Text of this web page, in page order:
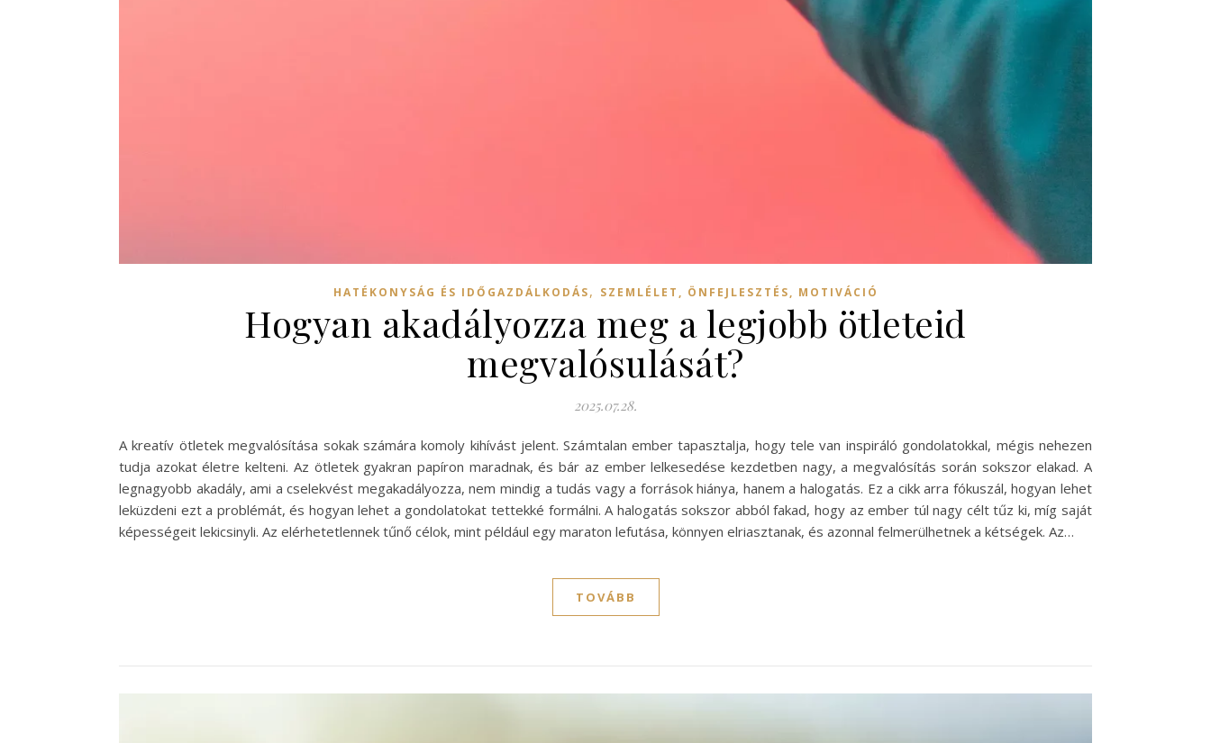
HATÉKONYSÁG ÉS IDŐGAZDÁLKODÁS, SZEMLÉLET, ÖNFEJLESZTÉS, MOTIVÁCIÓ
Hogyan akadályozza meg a legjobb ötleteid
megvalósulását?
2025.07.28.
A kreatív ötletek megvalósítása sokak számára komoly kihívást jelent. Számtalan ember tapasztalja, hogy tele van inspiráló gondolatokkal, mégis nehezen
tudja azokat életre kelteni. Az ötletek gyakran papíron maradnak, és bár az ember lelkesedése kezdetben nagy, a megvalósítás során sokszor elakad. A
legnagyobb akadály, ami a cselekvést megakadályozza, nem mindig a tudás vagy a források hiánya, hanem a halogatás. Ez a cikk arra fókuszál, hogyan lehet
leküzdeni ezt a problémát, és hogyan lehet a gondolatokat tettekké formálni. A halogatás sokszor abból fakad, hogy az ember túl nagy célt tűz ki, míg saját
képességeit lekicsinyli. Az elérhetetlennek tűnő célok, mint például egy maraton lefutása, könnyen elriasztanak, és azonnal felmerülhetnek a kétségek. Az…
TOVÁBB